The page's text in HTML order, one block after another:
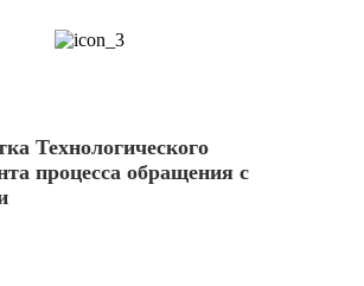
Технологического
процесса обращения с